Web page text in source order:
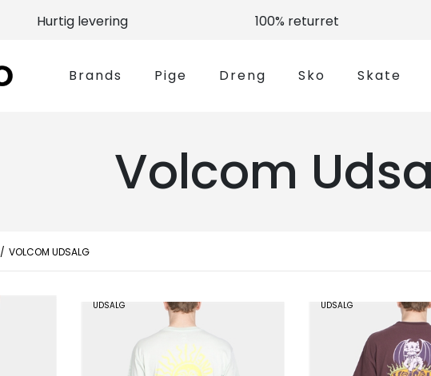
Hurtig levering 100% returret
Brands Pige Dreng Sko Skate
Volcom
VOLCOM UDSALG
UDSALG UDSALG